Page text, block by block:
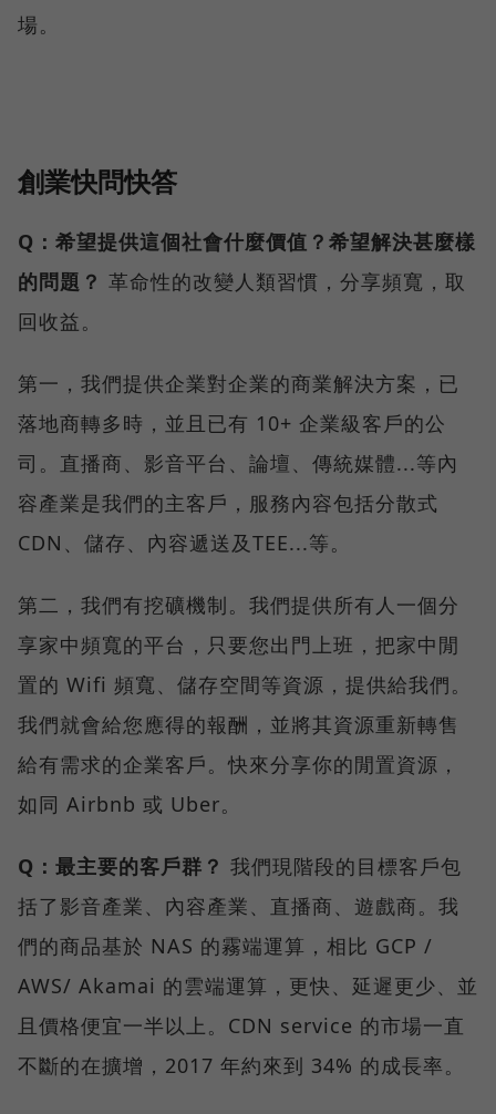
場。
創業快問快答
Q：希望提供這個社會什麼價值？希望解決甚麼樣
的問題？ 革命性的改變人類習慣，分享頻寬，取
回收益。
第一，我們提供企業對企業的商業解決方案，已
落地商轉多時，並且已有 10+ 企業級客戶的公
司。直播商、影音平台、論壇、傳統媒體...等內
容產業是我們的主客戶，服務內容包括分散式
CDN、儲存、內容遞送及TEE...等。
第二，我們有挖礦機制。我們提供所有人一個分
享家中頻寬的平台，只要您出門上班，把家中閒
置的 Wifi 頻寬、儲存空間等資源，提供給我們。
我們就會給您應得的報酬，並將其資源重新轉售
給有需求的企業客戶。快來分享你的閒置資源，
如同 Airbnb 或 Uber。
Q：最主要的客戶群？ 我們現階段的目標客戶包
括了影音產業、內容產業、直播商、遊戲商。我
們的商品基於 NAS 的霧端運算，相比 GCP /
AWS/ Akamai 的雲端運算，更快、延遲更少、並
且價格便宜一半以上。CDN service 的市場一直
不斷的在擴增，2017 年約來到 34% 的成長率。